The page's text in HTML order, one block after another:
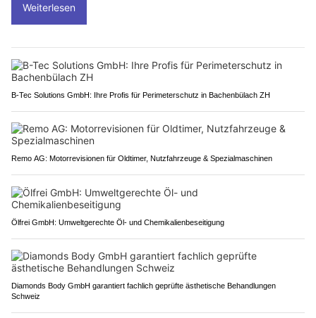
Weiterlesen
B-Tec Solutions GmbH: Ihre Profis für Perimeterschutz in Bachenbülach ZH
Remo AG: Motorrevisionen für Oldtimer, Nutzfahrzeuge & Spezialmaschinen
Ölfrei GmbH: Umweltgerechte Öl- und Chemikalienbeseitigung
Diamonds Body GmbH garantiert fachlich geprüfte ästhetische Behandlungen
Schweiz